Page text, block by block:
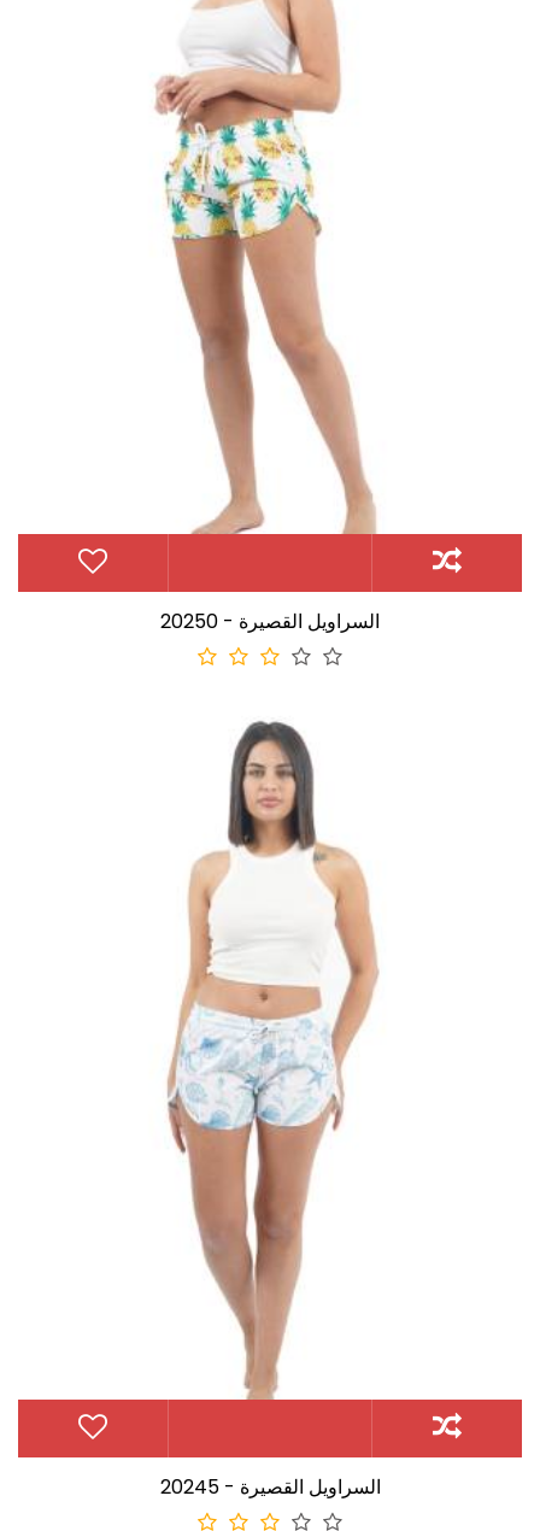
20250 - السراويل القصيرة
20245 - السراويل القصيرة